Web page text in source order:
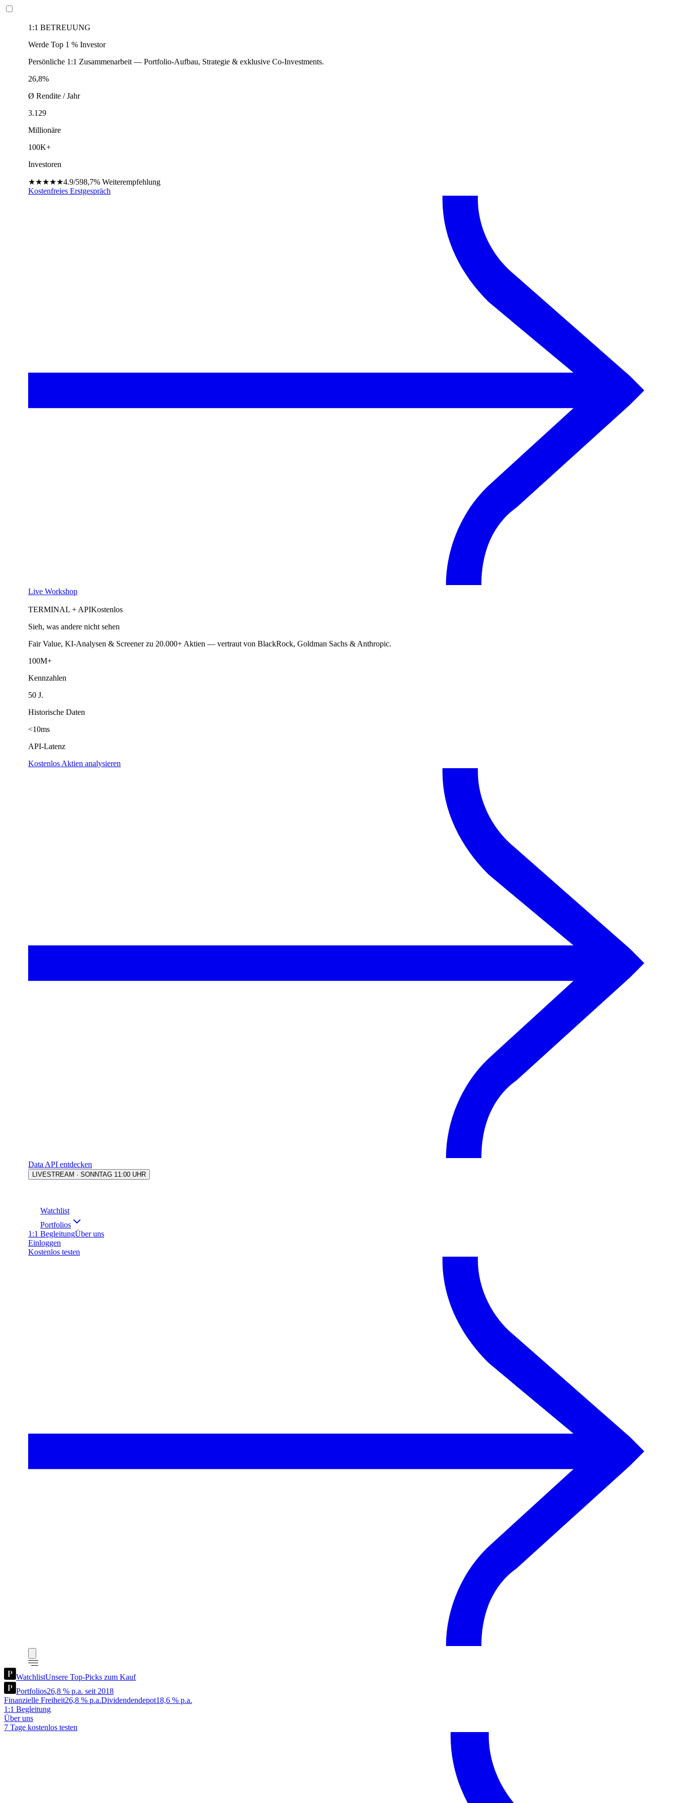
1:1 BETREUUNG
Werde Top 1 % Investor
Persönliche 1:1 Zusammenarbeit — Portfolio-Aufbau, Strategie & exklusive Co-Investments.
26,8%
Ø Rendite / Jahr
3.129
Millionäre
100K+
Investoren
★★★★★4.9/598,7% Weiterempfehlung
Kostenfreies Erstgespräch
Live Workshop
TERMINAL + APIKostenlos
Sieh, was andere nicht sehen
Fair Value, KI-Analysen & Screener zu 20.000+ Aktien — vertraut von BlackRock, Goldman Sachs & Anthropic.
100M+
Kennzahlen
50 J.
Historische Daten
<10ms
API-Latenz
Kostenlos Aktien analysieren
Data API entdecken
LIVESTREAM · SONNTAG 11:00 UHR
Watchlist
Portfolios
1:1 BegleitungÜber uns
Einloggen
Kostenlos testen
WatchlistUnsere Top-Picks zum Kauf
Portfolios26,8 % p.a. seit 2018
Finanzielle Freiheit26,8 % p.a.Dividendendepot18,6 % p.a.
1:1 Begleitung
Über uns
7 Tage kostenlos testen